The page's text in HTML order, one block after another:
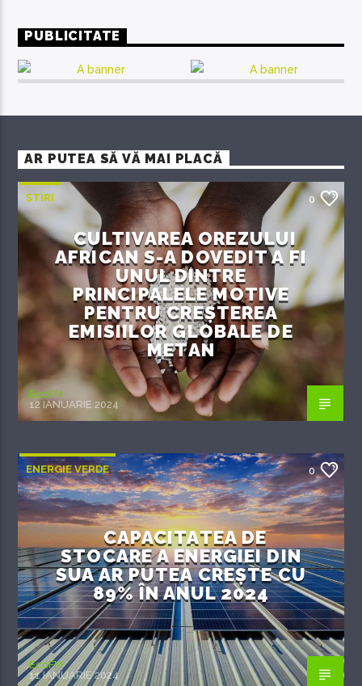
PUBLICITATE
AR PUTEA SĂ VĂ MAI PLACĂ
ȘTIRI 0
CULTIVAREA OREZULUI
AFRICAN S-A DOVEDIT A FI
UNUL DINTRE
PRINCIPALELE MOTIVE
PENTRU CREȘTEREA
EMISIILOR GLOBALE DE
METAN
EcoFM
12 IANUARIE 2024
ENERGIE VERDE 0
CAPACITATEA DE
STOCARE A ENERGIEI DIN
SUA AR PUTEA CREȘTE CU
89% ÎN ANUL 2024
EcoFM
11 IANUARIE 2024